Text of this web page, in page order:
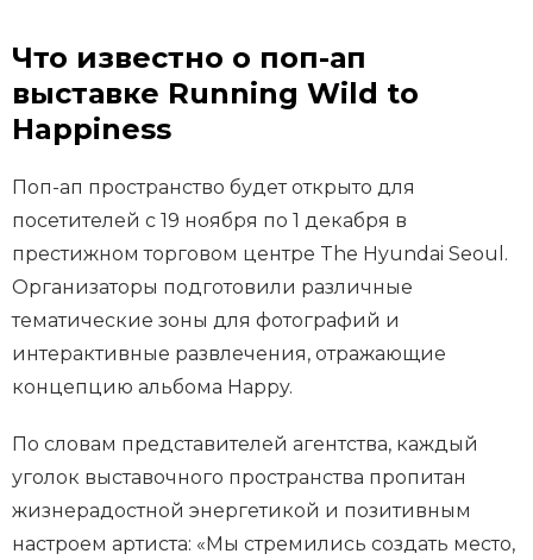
Что известно о поп-ап
выставке Running Wild to
Happiness
Поп-ап пространство будет открыто для
посетителей с 19 ноября по 1 декабря в
престижном торговом центре The Hyundai Seoul.
Организаторы подготовили различные
тематические зоны для фотографий и
интерактивные развлечения, отражающие
концепцию альбома Happy.
По словам представителей агентства, каждый
уголок выставочного пространства пропитан
жизнерадостной энергетикой и позитивным
настроем артиста: «Мы стремились создать место,